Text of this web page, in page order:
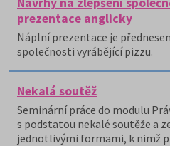
prezentace anglicky
Náplní prezentace je
společnosti vyrábějící pizzu.
Nekalá soutěž
Seminární práce do modulu
s podstatou nekalé soutěže a
jednotlivými formami, k nimž